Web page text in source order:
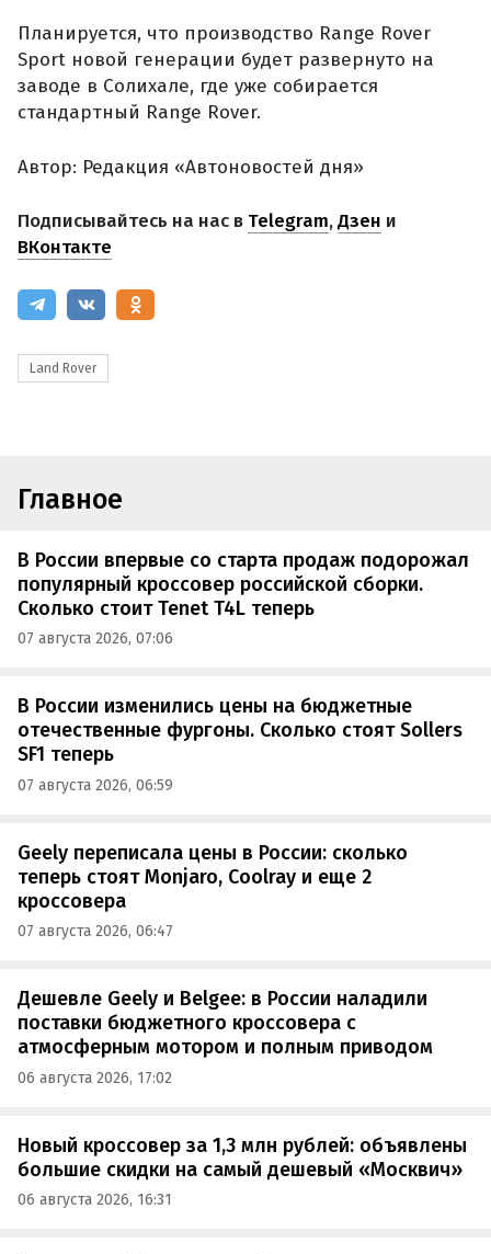
Планируется, что производство Range Rover
Sport новой генерации будет развернуто на
заводе в Солихале, где уже собирается
стандартный Range Rover.
Автор: Редакция «Автоновостей дня»
Подписывайтесь на нас в Telegram,Дзен и
ВКонтакте
Land Rover
Главное
В России впервые со старта продаж подорожал
популярный кроссовер российской сборки.
Сколько стоит Tenet T4L теперь
07 августа 2026, 07:06
В России изменились цены на бюджетные
отечественные фургоны. Сколько стоят Sollers
SF1 теперь
07 августа 2026, 06:59
Geely переписала цены в России: сколько
теперь стоят Monjaro, Coolray и еще 2
кроссовера
07 августа 2026, 06:47
Дешевле Geely и Belgee: в России наладили
поставки бюджетного кроссовера с
атмосферным мотором и полным приводом
06 августа 2026, 17:02
Новый кроссовер за 1,3 млн рублей: объявлены
большие скидки на самый дешевый «Москвич»
06 августа 2026, 16:31